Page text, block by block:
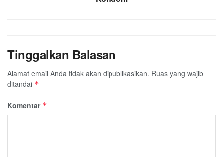
Tinggalkan Balasan
Alamat email Anda tidak akan dipublikasikan. Ruas yang wajib
ditandai *
Komentar *